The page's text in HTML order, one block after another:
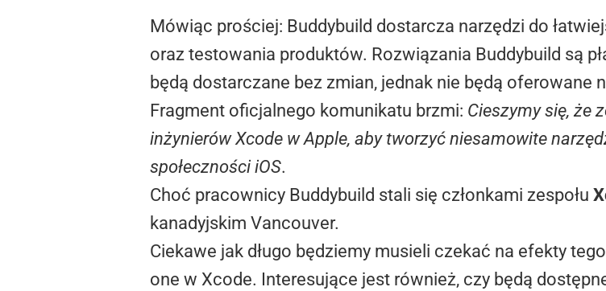
Mówiąc prościej: Buddybuild dostarcza narzędzi do
oraz testowania produktów. Rozwiązania Buddybuild są
będą dostarczane bez zmian, jednak nie będą oferowane
Fragment oficjalnego komunikatu brzmi: Cieszymy się, że
inżynierów Xcode w Apple, aby tworzyć niesamowite
społeczności iOS.
Choć pracownicy Buddybuild stali się członkami zespołu
kanadyjskim Vancouver.
Ciekawe jak długo będziemy musieli czekać na efekty
one w Xcode. Interesujące jest również, czy będą